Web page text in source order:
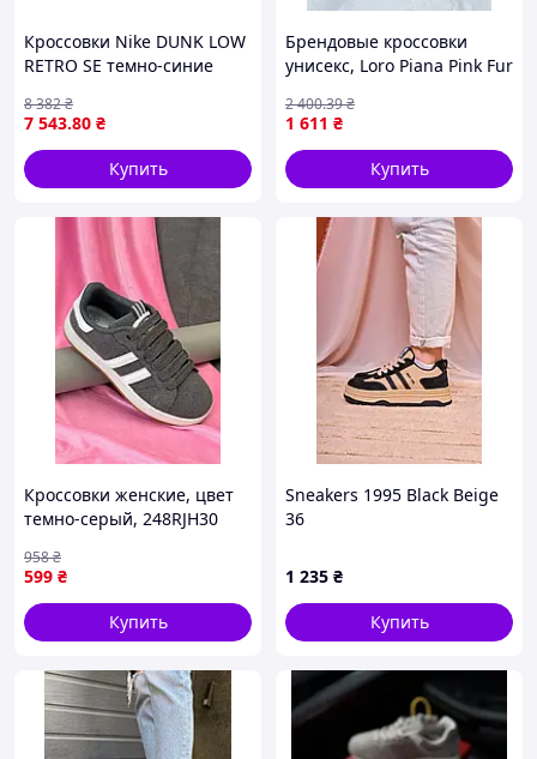
Кроссовки Nike DUNK LOW
RETRO SE темно-синие
7 543.80 ₴
8 382₴
Купить
Брендовые кроссовки
унисекс, Loro Piana Pink Fur
1 611 ₴
2 400.39₴
Купить
Кроссовки женские, цвет
темно-серый, 248RJH30
599 ₴
958₴
Купить
Sneakers 1995 Black Beige
36
1 235 ₴
Купить